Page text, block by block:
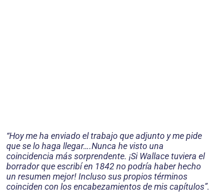
“Hoy me ha enviado el trabajo que adjunto y me pide
que se lo haga llegar….Nunca he visto una
coincidencia más sorprendente. ¡Si Wallace tuviera el
borrador que escribí en 1842 no podría haber hecho
un resumen mejor! Incluso sus propios términos
coinciden con los encabezamientos de mis capítulos”.